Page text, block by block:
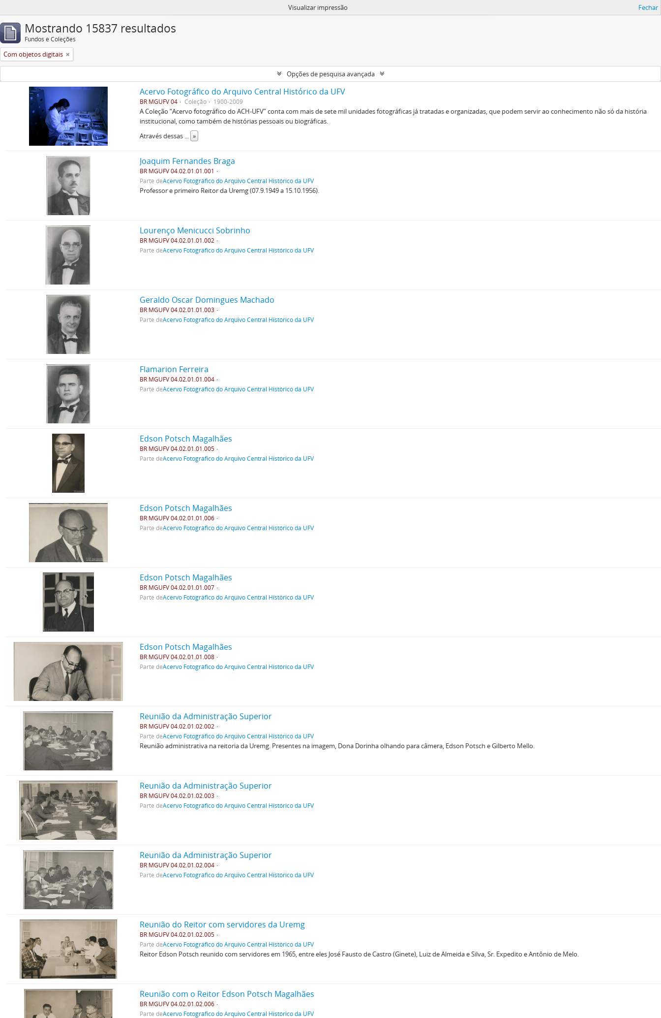
Visualizar impressão Fechar
Mostrando 15837 resultados
Fundos e Coleções
Com objetos digitais
Opções de pesquisa avançada
Acervo Fotográfico do Arquivo Central Histórico da UFV
BR MGUFV 04 Coleção 1900-2009
A Coleção “Acervo fotográfico do ACH-UFV” conta com mais de sete mil unidades fotográficas já tratadas e organizadas, que podem servir ao conhecimento não só da história
institucional, como também de histórias pessoais ou biográficas.
Através dessas ... »
Joaquim Fernandes Braga
BR MGUFV 04.02.01.01.001
Parte deAcervo Fotográfico do Arquivo Central Histórico da UFV
Professor e primeiro Reitor da Uremg (07.9.1949 a 15.10.1956).
Lourenço Menicucci Sobrinho
BR MGUFV 04.02.01.01.002
Parte deAcervo Fotográfico do Arquivo Central Histórico da UFV
Geraldo Oscar Domingues Machado
BR MGUFV 04.02.01.01.003
Parte deAcervo Fotográfico do Arquivo Central Histórico da UFV
Flamarion Ferreira
BR MGUFV 04.02.01.01.004
Parte deAcervo Fotográfico do Arquivo Central Histórico da UFV
Edson Potsch Magalhães
BR MGUFV 04.02.01.01.005
Parte deAcervo Fotográfico do Arquivo Central Histórico da UFV
Edson Potsch Magalhães
BR MGUFV 04.02.01.01.006
Parte deAcervo Fotográfico do Arquivo Central Histórico da UFV
Edson Potsch Magalhães
BR MGUFV 04.02.01.01.007
Parte deAcervo Fotográfico do Arquivo Central Histórico da UFV
Edson Potsch Magalhães
BR MGUFV 04.02.01.01.008
Parte deAcervo Fotográfico do Arquivo Central Histórico da UFV
Reunião da Administração Superior
BR MGUFV 04.02.01.02.002
Parte deAcervo Fotográfico do Arquivo Central Histórico da UFV
Reunião administrativa na reitoria da Uremg. Presentes na imagem, Dona Dorinha olhando para câmera, Edson Potsch e Gilberto Mello.
Reunião da Administração Superior
BR MGUFV 04.02.01.02.003
Parte deAcervo Fotográfico do Arquivo Central Histórico da UFV
Reunião da Administração Superior
BR MGUFV 04.02.01.02.004
Parte deAcervo Fotográfico do Arquivo Central Histórico da UFV
Reunião do Reitor com servidores da Uremg
BR MGUFV 04.02.01.02.005
Parte deAcervo Fotográfico do Arquivo Central Histórico da UFV
Reitor Edson Potsch reunido com servidores em 1965, entre eles José Fausto de Castro (Ginete), Luiz de Almeida e Silva, Sr. Expedito e Antônio de Melo.
Reunião com o Reitor Edson Potsch Magalhães
BR MGUFV 04.02.01.02.006
Parte deAcervo Fotográfico do Arquivo Central Histórico da UFV